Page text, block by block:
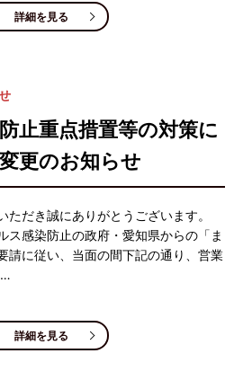
詳細を見る
止重点措置等の対策に
更のお知らせ
ただき誠にありがとうございます。
ス感染防止の政府・愛知県からの「ま
請に従い、当面の間下記の通り、営業
…
詳細を見る